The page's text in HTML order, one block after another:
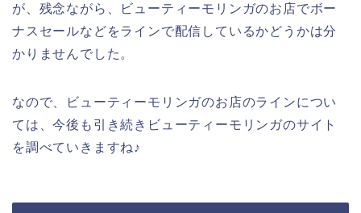
が、残念ながら、ビューティーモリンガのお店でボー
ナスセールなどをラインで配信しているかどうかは分
かりませんでした。
なので、ビューティーモリンガのお店のラインについ
ては、今後も引き続きビューティーモリンガのサイト
を調べていきますね♪